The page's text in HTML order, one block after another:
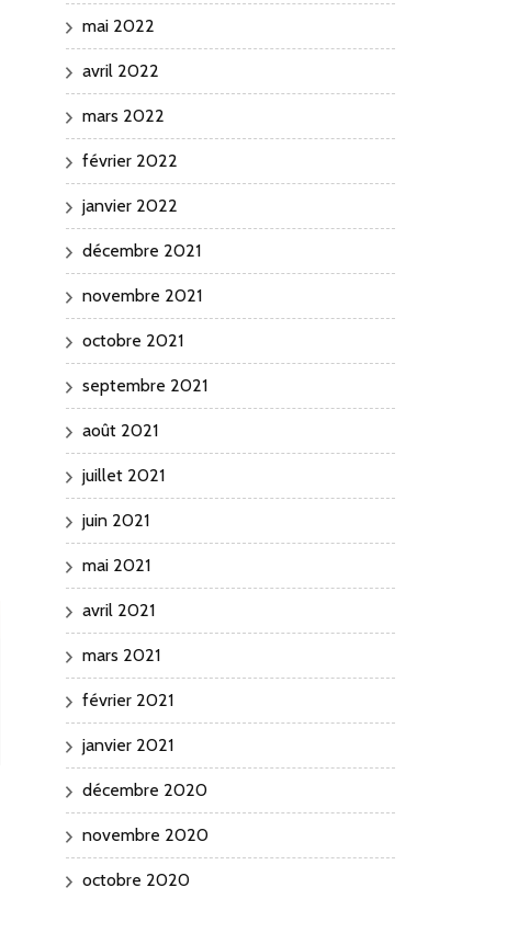
mai 2022
avril 2022
mars 2022
février 2022
janvier 2022
décembre 2021
novembre 2021
octobre 2021
septembre 2021
août 2021
juillet 2021
juin 2021
mai 2021
avril 2021
mars 2021
février 2021
janvier 2021
décembre 2020
novembre 2020
octobre 2020